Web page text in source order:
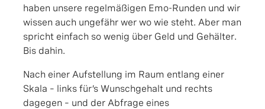
haben unsere regelmäßigen Emo-Runden und wir
wissen auch ungefähr wer wo wie steht. Aber man
spricht einfach so wenig über Geld und Gehälter.
Bis dahin.
Nach einer Aufstellung im Raum entlang einer
Skala – links für’s Wunschgehalt und rechts
dagegen – und der Abfrage eines